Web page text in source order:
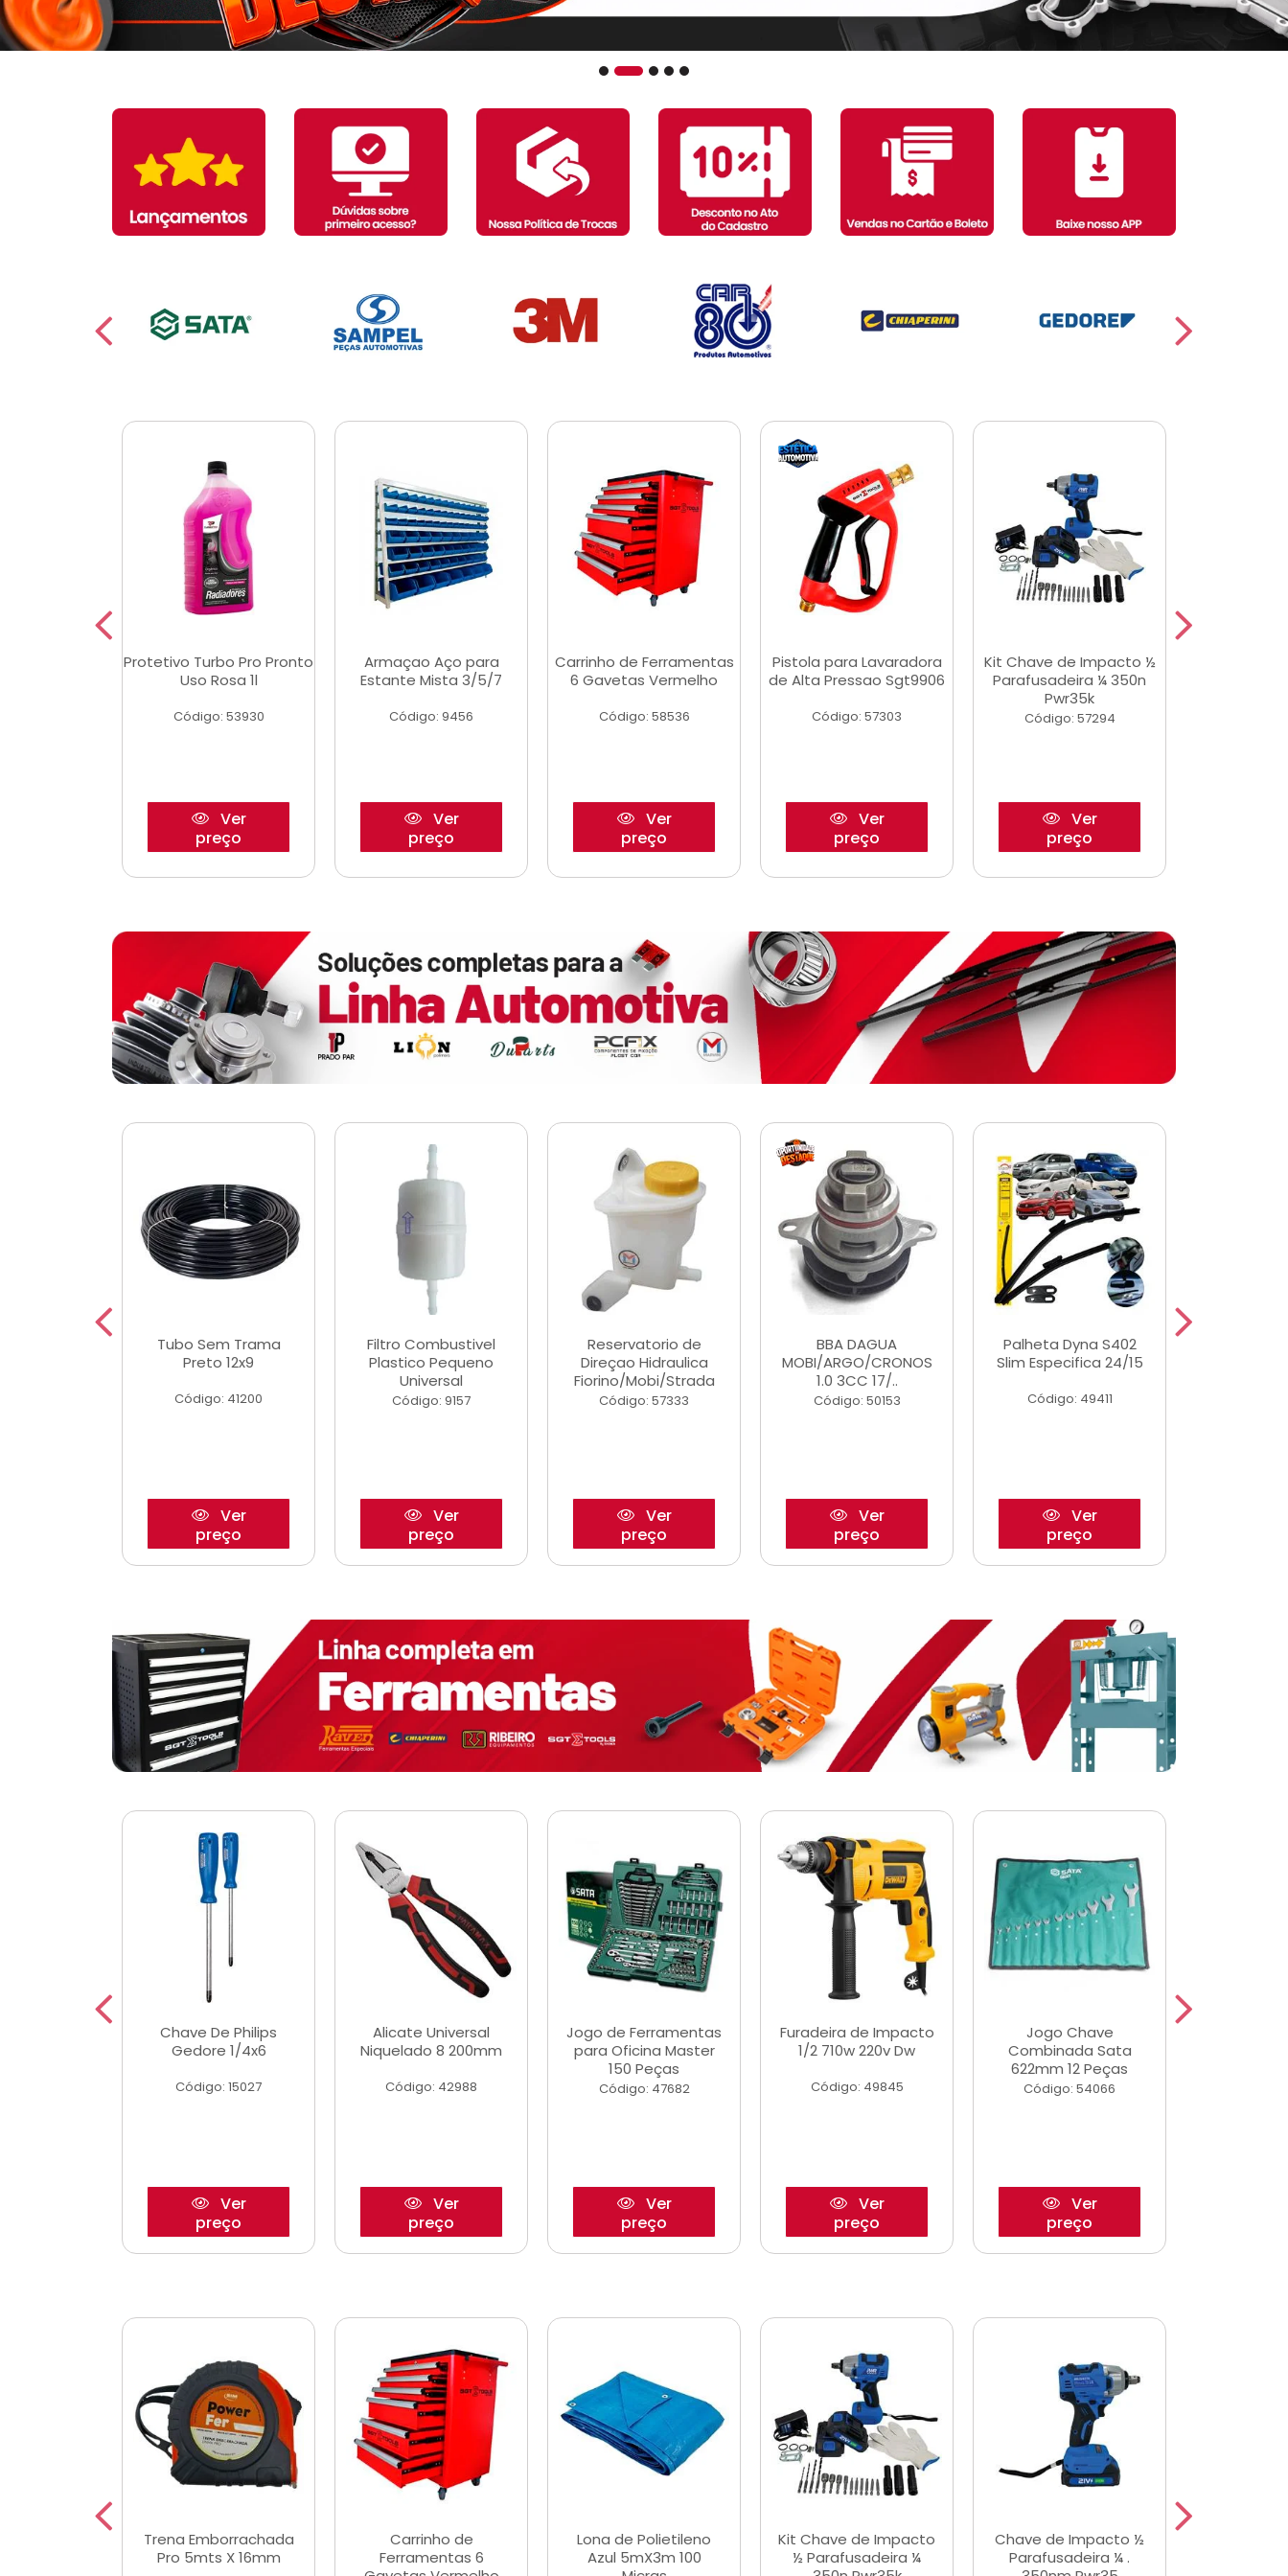
Protetivo Turbo Pro Pronto
Uso Rosa 1l
Código: 53930
Ver
preço
Armaçao Aço para
Estante Mista 3/5/7
Código: 9456
Ver
preço
Carrinho de Ferramentas
6 Gavetas Vermelho
Código: 58536
Ver
preço
Pistola para Lavaradora
de Alta Pressao Sgt9906
Código: 57303
Ver
preço
Kit Chave de Impacto ½
Parafusadeira ¼ 350n
Pwr35k
Código: 57294
Ver
preço
Tubo Sem Trama
Preto 12x9
Código: 41200
Ver
preço
Filtro Combustivel
Plastico Pequeno
Universal
Código: 9157
Ver
preço
Reservatorio de
Direçao Hidraulica
Fiorino/Mobi/Strada
Código: 57333
Ver
preço
BBA DAGUA
MOBI/ARGO/CRONOS
1.0 3CC 17/..
Código: 50153
Ver
preço
Palheta Dyna S402
Slim Especifica 24/15
Código: 49411
Ver
preço
Chave De Philips
Gedore 1/4x6
Código: 15027
Ver
preço
Alicate Universal
Niquelado 8 200mm
Código: 42988
Ver
preço
Jogo de Ferramentas
para Oficina Master
150 Peças
Código: 47682
Ver
preço
Furadeira de Impacto
1/2 710w 220v Dw
Código: 49845
Ver
preço
Jogo Chave
Combinada Sata
622mm 12 Peças
Código: 54066
Ver
preço
Trena Emborrachada
Pro 5mts X 16mm
Carrinho de
Ferramentas 6
Lona de Polietileno
Azul 5mX3m 100
Kit Chave de Impacto
½ Parafusadeira ¼
Chave de Impacto ½
Parafusadeira ¼ .